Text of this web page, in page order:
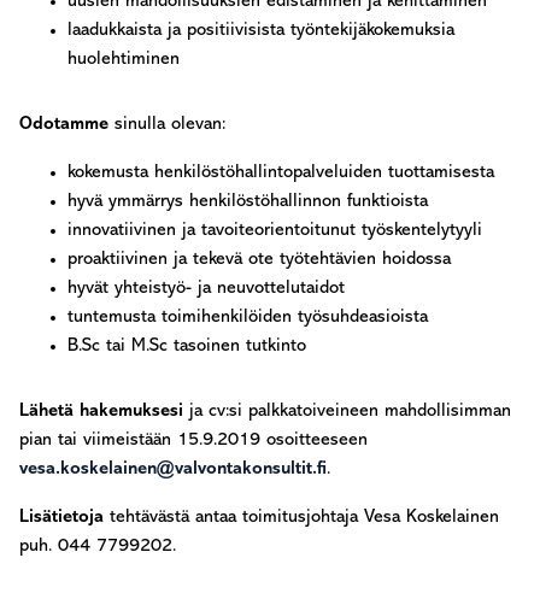
laadukkaista ja positiivisista työntekijäkokemuksia
huolehtiminen
Odotamme sinulla olevan:
kokemusta henkilöstöhallintopalveluiden tuottamisesta
hyvä ymmärrys henkilöstöhallinnon funktioista
innovatiivinen ja tavoiteorientoitunut työskentelytyyli
proaktiivinen ja tekevä ote työtehtävien hoidossa
hyvät yhteistyö- ja neuvottelutaidot
tuntemusta toimihenkilöiden työsuhdeasioista
B.Sc tai M.Sc tasoinen tutkinto
Lähetä hakemuksesi ja cv:si palkkatoiveineen mahdollisimman
pian tai viimeistään 15.9.2019 osoitteeseen
vesa.koskelainen@valvontakonsultit.fi.
Lisätietoja tehtävästä antaa toimitusjoh­taja Vesa Koskelainen
puh. 044 7799202.